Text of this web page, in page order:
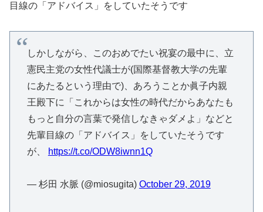
目線の「アドバイス」をしていたそうです
しかしながら、このおめでたい祝宴の最中に、立
憲民主党の女性代議士が(国際基督教大学の先輩
にあたるという理由で)、あろうことか眞子内親
王殿下に「これからは女性の時代だからあなたも
もっと自分の言葉で発信しなきゃダメよ」などと
先輩目線の「アドバイス」をしていたそうです
が、
https://t.co/ODW8iwnn1Q
— 杉田 水脈 (@miosugita) October 29, 2019